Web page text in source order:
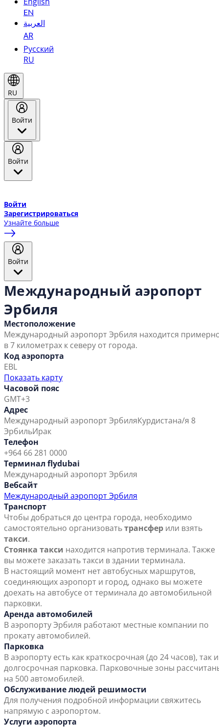
EN
العربية
AR
Русский
RU
RU
Войти
Войти
Войти
Зарегистрироваться
Узнайте больше
Войти
Международный аэропорт
Эрбиля
Местоположение
Международный аэропорт Эрбиля находится
в 7 километрах к северу от города.
Код аэропорта
EBL
Показать карту
Часовой пояс
GMT+3
Адрес
Международный аэропорт ЭрбиляКурдистана/я 8
ЭрбильИрак
Телефон
+964 66 281 0000
Терминал flydubai
Международный аэропорт Эрбиля
Вебсайт
Международный аэропорт Эрбиля
Транспорт
Чтобы добраться до центра города, необходимо
самостоятельно организоватьтрансфер или взять
такси.
Стоянка такси находится напротив терминала. Также
вы можете заказать такси в здании терминала.
В настоящий момент нет автобусных маршрутов,
соединяющих аэропорт и город, однако вы можете
доехать на автобусе от терминала до автомобильной
парковки.
Аренда автомобилей
В аэропорту Эрбиля работают местные компании по
прокату автомобилей.
Парковка
В аэропорту есть как краткосрочная (до 24 часов), так и
долгосрочная парковка. Парковочные зоны
на 500 автомобилей.
Обслуживание людей решимости
Для получения подробной информации свяжитесь
напрямую с аэропортом.
Услуги аэропорта